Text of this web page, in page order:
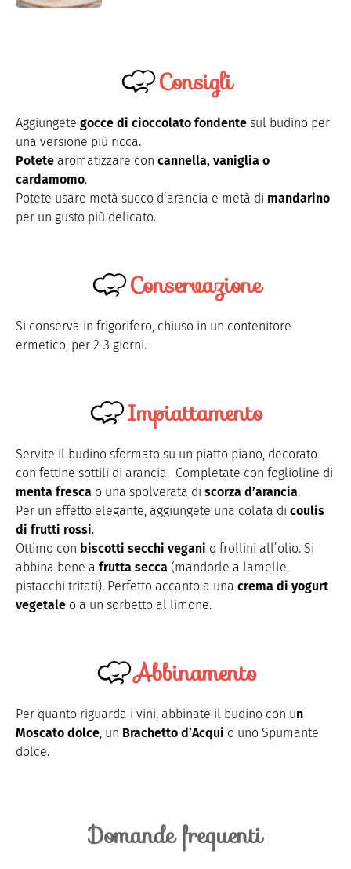
Consigli
Aggiungete gocce di cioccolato fondente sul budino per
una versione più ricca.
Potete aromatizzare con cannella, vaniglia o
cardamomo.
Potete usare metà succo d’arancia e metà di mandarino
per un gusto più delicato.
Conservazione
Si conserva in frigorifero, chiuso in un contenitore
ermetico, per 2-3 giorni.
Impiattamento
Servite il budino sformato su un piatto piano, decorato
con fettine sottili di arancia. Completate con foglioline di
menta fresca o una spolverata di scorza d’arancia.
Per un effetto elegante, aggiungete una colata di coulis
di frutti rossi.
Ottimo con biscotti secchi vegani o frollini all’olio. Si
abbina bene a frutta secca (mandorle a lamelle,
pistacchi tritati). Perfetto accanto a una crema di yogurt
vegetale o a un sorbetto al limone.
Abbinamento
Per quanto riguarda i vini, abbinate il budino con un
Moscato dolce, un Brachetto d’Acqui o uno Spumante
dolce.
Domande frequenti